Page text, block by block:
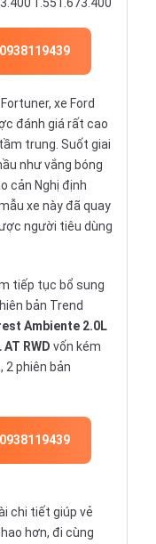
xe Ford
đánh giá rất cao
trung. Suốt giai
như vắng bóng
cản Nghị định
xe này đã quay
người tiêu dùng
tiếp tục bổ sung
bản Trend
Ambiente 2.0L
RWD vốn kém
2 phiên bản
chi tiết giúp vẻ
hơn, đi cùng